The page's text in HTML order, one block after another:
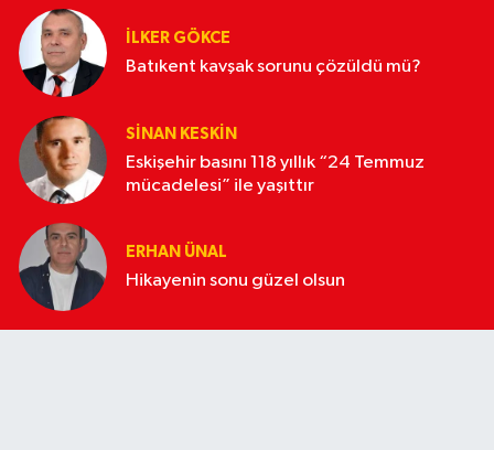
İLKER GÖKCE
Batıkent kavşak sorunu çözüldü mü?
SINAN KESKIN
Eskişehir basını 118 yıllık “24 Temmuz
mücadelesi” ile yaşıttır
ERHAN ÜNAL
Hikayenin sonu güzel olsun